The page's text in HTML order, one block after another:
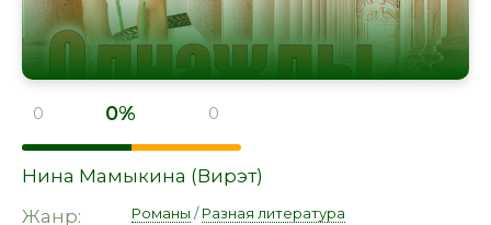
0 0% 0
Нина Мамыкина (Вирэт)
Жанр:
Романы /Разная литература